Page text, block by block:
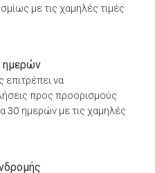
με τις χαμηλές τιμές
ημερών
να
προς προορισμούς
30 ημερών με τις χαμηλές